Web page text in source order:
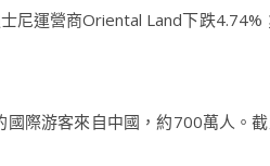
尼運營商Oriental Land下跌4.74%
際游客來自中國，約700萬人。